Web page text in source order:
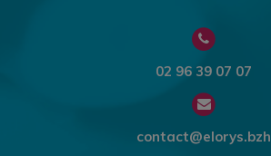
02 96 39 07 07
contact@elorys.bzh